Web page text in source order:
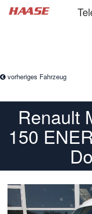
vorheriges Fahrzeug
Renault
150